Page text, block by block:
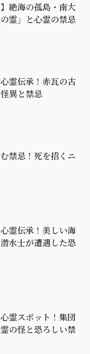
絶海の孤島・南大
霊」と心霊の禁忌
霊伝承！赤瓦の古
異と禁忌
禁忌！死を招くニ
霊伝承！美しい海
水士が遭遇した恐
霊スポット！集団
の怪と恐ろしい禁